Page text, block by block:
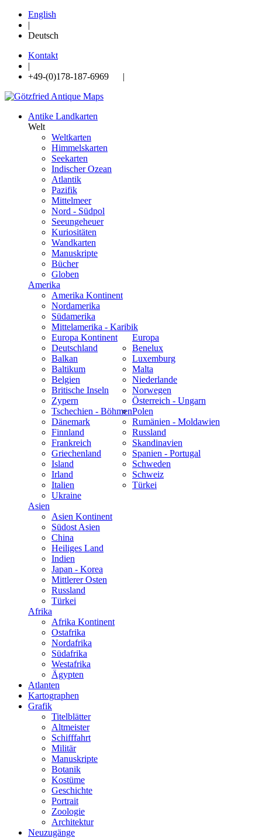
English
|
Deutsch
Kontakt
|
+49-(0)178-187-6969 |
Antike Landkarten
Welt
Weltkarten
Himmelskarten
Seekarten
Indischer Ozean
Atlantik
Pazifik
Mittelmeer
Nord - Südpol
Seeungeheuer
Kuriositäten
Wandkarten
Manuskripte
Bücher
Globen
Amerika
Amerika Kontinent
Nordamerika
Südamerika
Mittelamerika - Karibik
Europa
Europa Kontinent
Deutschland
Balkan
Baltikum
Belgien
Britische Inseln
Zypern
Tschechien - Böhmen
Dänemark
Finnland
Frankreich
Griechenland
Island
Irland
Italien
Benelux
Luxemburg
Malta
Niederlande
Norwegen
Österreich - Ungarn
Polen
Rumänien - Moldawien
Russland
Skandinavien
Spanien - Portugal
Schweden
Schweiz
Türkei
Ukraine
Asien
Asien Kontinent
Südost Asien
China
Heiliges Land
Indien
Japan - Korea
Mittlerer Osten
Russland
Türkei
Afrika
Afrika Kontinent
Ostafrika
Nordafrika
Südafrika
Westafrika
Ägypten
Atlanten
Kartographen
Grafik
Titelblätter
Altmeister
Schifffahrt
Militär
Manuskripte
Botanik
Kostüme
Geschichte
Portrait
Zoologie
Architektur
Neuzugänge